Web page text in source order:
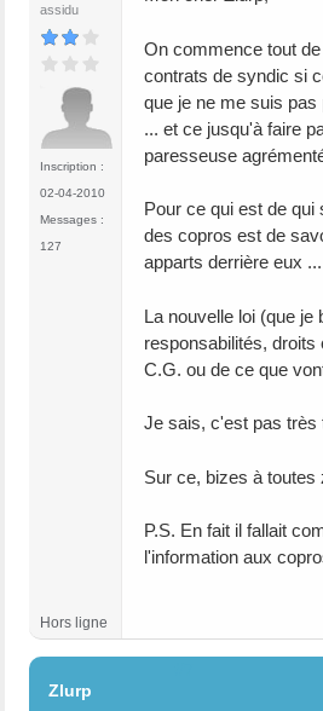
assidu
Inscription :
02-04-2010
Messages :
127
On commence tout
contrats de syndic si
que je ne me suis
... et ce jusqu'à faire
paresseuse
Pour ce qui est de
des copros est de
apparts derrière eux
La nouvelle loi (que
responsabilités,
C.G. ou de ce que
Je sais, c'est pas très
Sur ce, bizes à toutes
P.S. En fait il fallait
l'information aux
Hors ligne
Zlurp